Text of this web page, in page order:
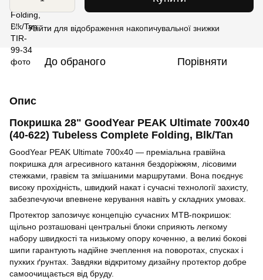
% Увійти для відображення накопичувальної знижки
До обраного Порівняти
Опис
Покришка 28" GoodYear PEAK Ultimate 700x40
(40-622) Tubeless Complete Folding, Blk/Tan
GoodYear PEAK Ultimate 700x40 — преміальна гравійна
покришка для агресивного катання бездоріжжям, лісовими
стежками, гравієм та змішаними маршрутами. Вона поєднує
високу прохідність, швидкий накат і сучасні технології захисту,
забезпечуючи впевнене керування навіть у складних умовах.
Протектор запозичує концепцію сучасних MTB-покришок:
щільно розташовані центральні блоки сприяють легкому
набору швидкості та низькому опору коченню, а великі бокові
шипи гарантують надійне зчеплення на поворотах, спусках і
пухких ґрунтах. Завдяки відкритому дизайну протектор добре
самоочищається від бруду.